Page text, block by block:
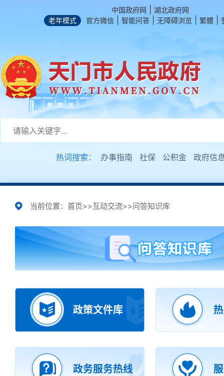
中国政府网
湖北政府网
老年模式
官方微信| 智能问答| 无障碍浏览 繁體|
热词搜索： 办事指南 社保 公积金 政府信
当前位置： 首页>>互动交流>>问答知识库
政策文件库
政务服务热线